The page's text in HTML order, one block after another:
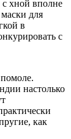
с хной вполне
для
в
с
настолько
как